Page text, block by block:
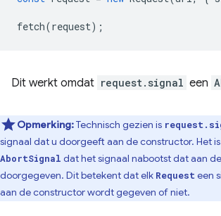
fetch(request);
Dit werkt omdat request.signal een
Opmerking:Technisch gezien is
signaal dat u doorgeeft aan de constructor. Het
AbortSignal dat het signaal nabootst dat aan
doorgegeven. Dit betekent dat elk Request een
aan de constructor wordt gegeven of niet.